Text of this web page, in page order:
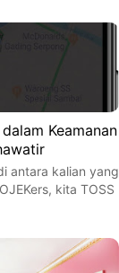
Keamanan
antara kalian yang
kita TOSS